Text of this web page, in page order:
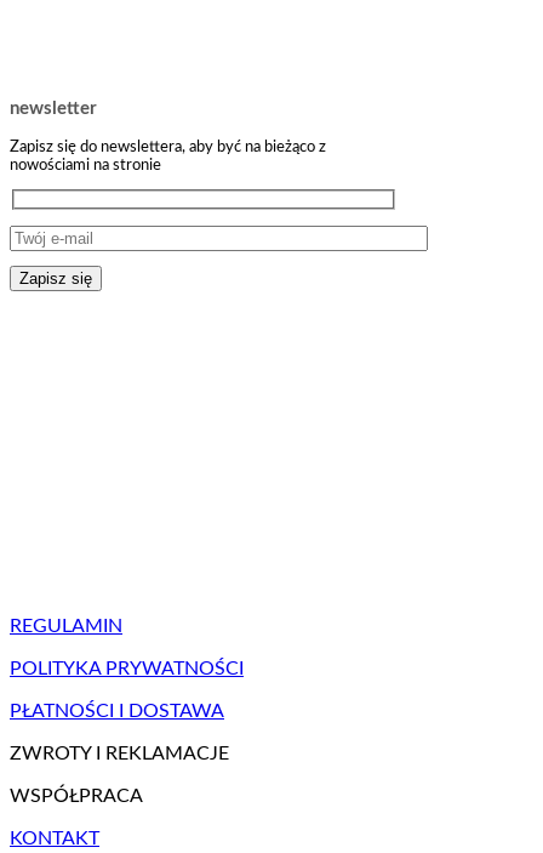
newsletter
Zapisz się do newslettera, aby być na bieżąco z
nowościami na stronie
REGULAMIN
POLITYKA PRYWATNOŚCI
PŁATNOŚCI I DOSTAWA
ZWROTY I REKLAMACJE
WSPÓŁPRACA
KONTAKT